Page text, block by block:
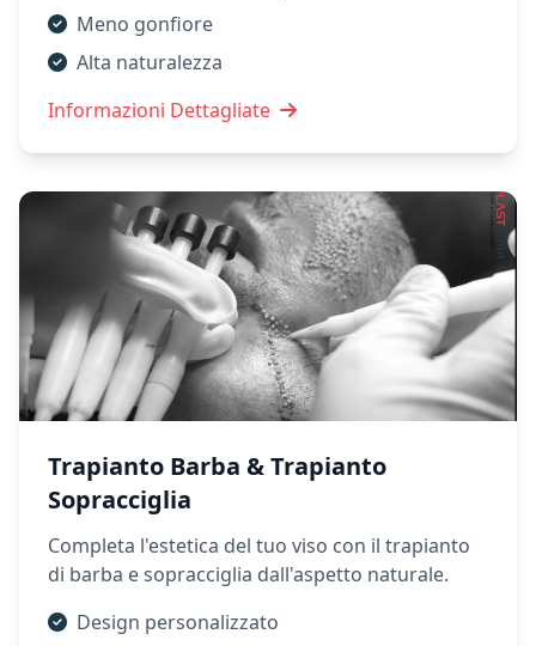
Meno gonfiore
Alta naturalezza
Informazioni Dettagliate
Trapianto Barba & Trapianto
Sopracciglia
Completa l'estetica del tuo viso con il trapianto
di barba e sopracciglia dall'aspetto naturale.
Design personalizzato